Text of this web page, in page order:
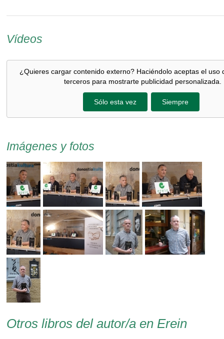
Vídeos
¿Quieres cargar contenido externo? Haciéndolo aceptas el uso
terceros para mostrarte publicidad personalizada.
Sólo esta vez Siempre
Imágenes y fotos
Otros libros del autor/a en Erein